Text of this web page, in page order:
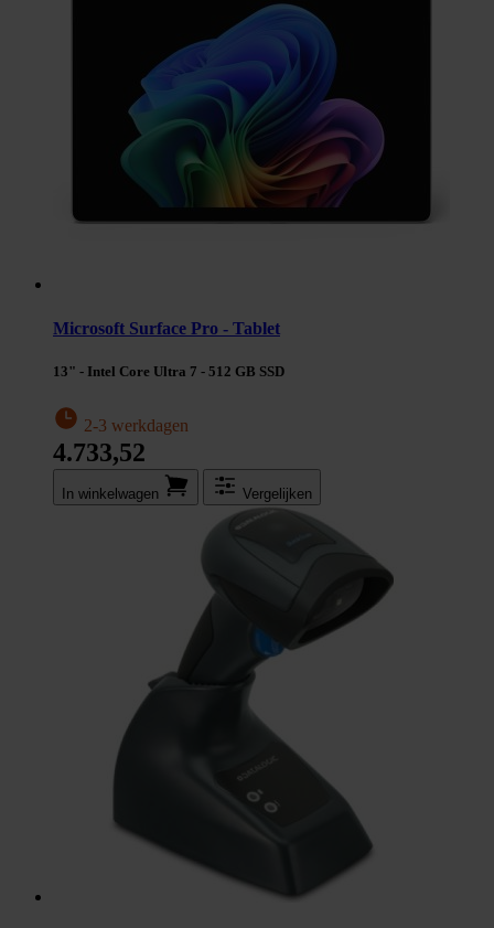
Microsoft Surface Pro - Tablet
13" - Intel Core Ultra 7 - 512 GB SSD
2-3 werkdagen
4.733,52
In winkel­wagen Vergelijken